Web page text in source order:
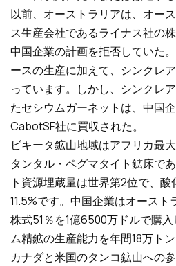
以前、オーストラリアは、オー
ス生産会社であるライナス社の
中国企業の計画を拒否していた
ースの生産に加えて、シンクレ
っています。しかし、シンクレ
たセシウムガーネットは、中国
CabotSF社に買収された。
ビキータ鉱山地域はアフリカ最
タンタル・ペグマタイト鉱床で
ト資源埋蔵量は世界第2位で、
11.5%です。中国企業はオース
株式51％を1億6500万ドルで購
ム精鉱の生産能力を年間18万トン
カナダと米国のタンコ鉱山への